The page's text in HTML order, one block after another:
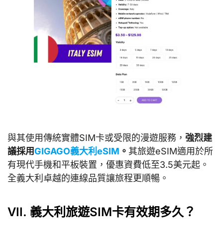
與其使用傳統實體SIM卡或受限的漫遊服務， 強烈建
議採用GIGAGO義大利eSIM 。 其旅遊eSIM適用於所
有現代手機和平板裝置，優惠資費低至3.5美元起。
全義大利卓越的連線品質讓旅程更順暢。
VII. 義大利旅遊SIM卡有效期多久？